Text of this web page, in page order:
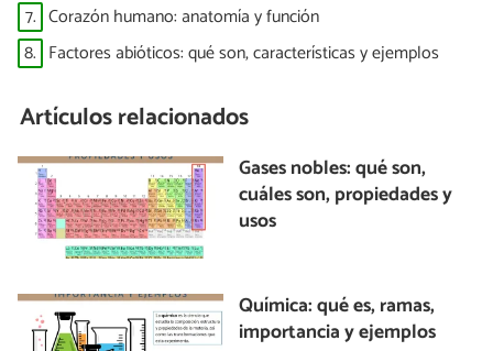
7. Corazón humano: anatomía y función
8. Factores abióticos: qué son, características y ejemplos
Artículos relacionados
Gases nobles: qué son,
cuáles son, propiedades y
usos
Química: qué es, ramas,
importancia y ejemplos